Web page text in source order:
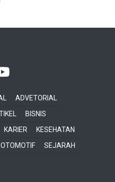
ADVETORIAL
BISNIS
KARIER
KESEHATAN
OTOMOTIF
SEJARAH